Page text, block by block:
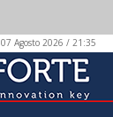
07 Agosto 2026 / 21:35